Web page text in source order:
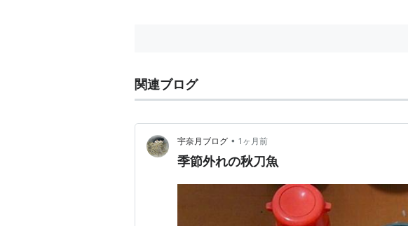
関連ブログ
宇奈月ブログ • 1ヶ月前
季節外れの秋刀魚